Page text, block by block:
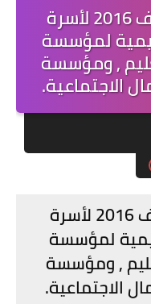
انطلاق عملية الاصطياف 2016 لأسرة
لمؤسسة
, ومؤسسة
انطلاق عملية الاصطياف 2016 لأسرة
لمؤسسة
, ومؤسسة